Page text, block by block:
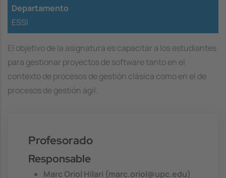
Departamento
ESSI
El objetivo de la asignatura es capacitar a los estudiantes
para gestionar proyectos de software tanto en el
contexto de procesos de gestión clásica como en el de
procesos de gestión ágil.
Profesorado
Responsable
Marc Oriol Hilari (marc.oriol@upc.edu)